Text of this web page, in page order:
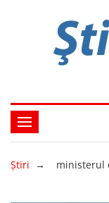
Ştiri → ministerul